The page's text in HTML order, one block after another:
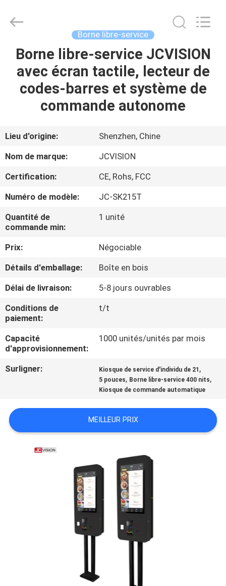
MAISON
À
PROPOS
NOUS
DE
L'USINE
CONTRÔLE
DE
LA
QUALITÉ
CONTACTER
ACTUALITÉS
DEMANDEZ
Interactive
Technology
Reserved.
Borne libre-service
Borne libre-service JCVISION
avec écran tactile, lecteur de
codes-barres et système de
commande autonome
Lieu d'origine:
Shenzhen, Chine
Nom de marque:
JCVISION
Certification:
CE, Rohs, FCC
Numéro de modèle:
JC-SK215T
Quantité de
commande min:
1 unité
Prix:
Négociable
Détails d'emballage:
Boîte en bois
Délai de livraison:
5-8 jours ouvrables
Conditions de
paiement:
t/t
Capacité
d'approvisionnement:
1000 unités/unités par mois
Surligner: Kiosque de service d'individu de 21 ,
5 pouces, Borne libre-service 400 nits,
Kiosque de commande automatique
MEILLEUR PRIX